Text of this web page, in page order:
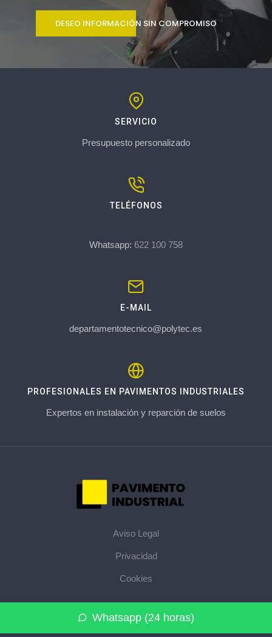
Whatsapp (24 horas)
DESEO INFORMACIÓN SIN COMPROMISO
SERVICIO
Presupuesto personalizado
TELÉFONOS
Whatsapp: 622 100 758
E-MAIL
departamentotecnico@polytec.es
PROFESIONALES EN PAVIMENTOS INDUSTRIALES
Expertos en instalación y reparción de suelos
Aviso Legal
Privacidad
Cookies
© 2026 pavimentoindustrial.pro · La web de pavimentos
industriales de su provincia · Mapa del sitio